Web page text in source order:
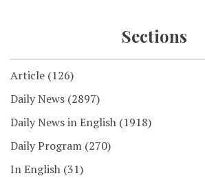
Sections
Article (126)
Daily News (2897)
Daily News in English (1918)
Daily Program (270)
In English (31)